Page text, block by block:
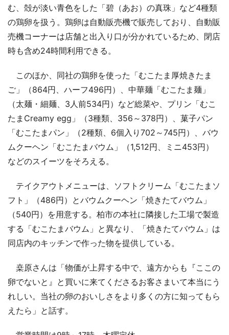
む、殻が淡い青色をした「碧（あお）の真珠」など4種類
の鶏卵を扱う。鶏卵は自動販売機で販売しており、自動販
売機コーナーは店舗と出入り口が分かれているため、閉店
時も含め24時間利用できる。
このほか、同社の鶏卵を使った「むこたま厚焼きたま
ご」（864円、ハーフ496円）、中華麺「むこたま麺」
（太麺・細麺、3人前534円）など総菜や、プリン「むこ
たまCreamy egg」（3種類、356～378円）、菓子パン
「むこたまパン」（2種類、6個入り702～745円）、バウ
ムクーヘン「むこたまバウム」（1,512円、ミニ453円）
などのスイーツをそろえる。
テイクアウトメニューは、ソフトクリーム「むこたまソ
フト」（486円）とバウムクーヘン「焼きたてバウム」
（540円）を用意する。柏市の本社に隣接した工場で製造
する「むこたまバウム」と異なり、「焼きたてバウム」は
同店内のキッチンで作った物を提供している。
桒原さんは「物価が上昇する中で、遠方からも『ここの
卵でないと』と買いに来てくださるお客さまいて本当にう
れしい。当社の卵のおいしさをより多くの方に知ってもら
えたら」と話す。